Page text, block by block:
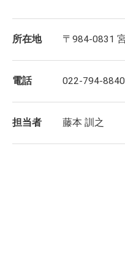
所在地 〒984-0831
電話 022-794-8840
担当者 藤本 訓之